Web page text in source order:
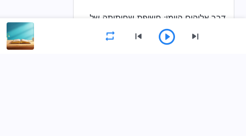
דבר אלוהים היומי: חשיפת שחיתותה של
האנושות – מובאה 357